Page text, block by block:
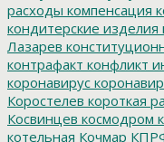
расходы компенсация
кондитерские изделия
Лазарев
контрафакт конфликт
коронавирус
Коростелев короткая
Косвинцев космодром
котельная Кочмар